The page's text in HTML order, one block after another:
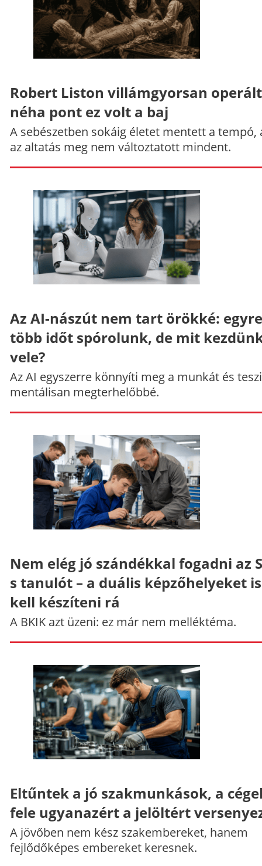
Robert Liston villámgyorsan
néha pont ez volt a baj
A sebészetben sokáig életet mentett a tempó,
az altatás meg nem változtatott mindent.
Az AI-nászút nem tart örökké: egyre
több időt spórolunk, de mit
vele?
Az AI egyszerre könnyíti meg a munkát és
mentálisan megterhelőbbé.
Nem elég jó szándékkal fogadni az
s tanulót – a duális képzőhelyeket
kell készíteni rá
A BKIK azt üzeni: ez már nem melléktéma.
Eltűntek a jó szakmunkások, a
fele ugyanazért a jelöltért
A jövőben nem kész szakembereket, hanem
fejlődőképes embereket keresnek.